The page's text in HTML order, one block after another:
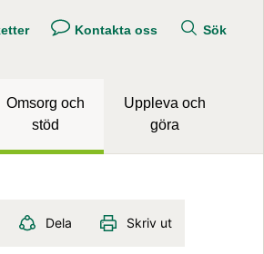
Kontakta oss Sök
Omsorg och
stöd
Uppleva och
göra
Dela Skriv ut